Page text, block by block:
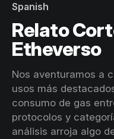
Spanish
Relato
Etheverso
Nos aventuramos a
usos más
consumo de gas
protocolos y
análisis arroja algo